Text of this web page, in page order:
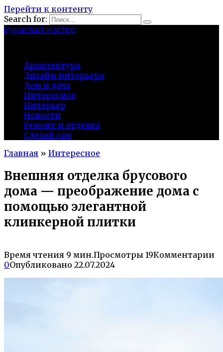
Перейти к контенту
Search for:
Рукастый мастер
Архитектура
Дизайн интерьера
Дом и дача
Интересное
Интерьер
Новости
Ремонт и отделка
Сделай сам
Главная » Интересное
Внешняя отделка брусового
дома — преображение дома с
помощью элегантной
клинкерной плитки
Время чтения 9 мин.Просмотры 19Комментарии
0Опубликовано 22.07.2024